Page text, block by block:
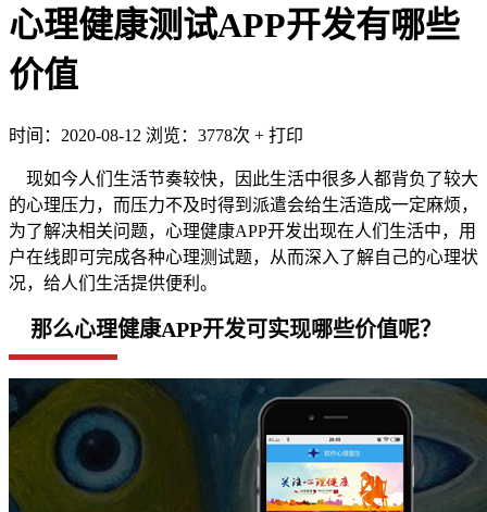
心理健康测试APP开发有哪些
价值
时间：2020-08-12 浏览：3778次 + 打印
现如今人们生活节奏较快，因此生活中很多人都背负了较大
的心理压力，而压力不及时得到派遣会给生活造成一定麻烦，
为了解决相关问题，心理健康APP开发出现在人们生活中，用
户在线即可完成各种心理测试题，从而深入了解自己的心理状
况，给人们生活提供便利。
那么心理健康APP开发可实现哪些价值呢？